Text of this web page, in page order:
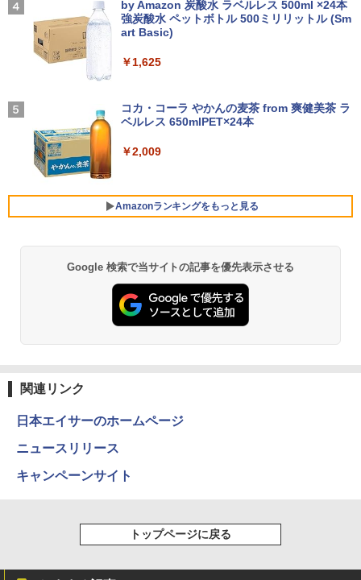
￥13,800
アイオーデータ｜I-O DATA 液晶ディスプ
年保証・無輝点保証)(ホワイト) LCD-C2
42SDW
￥25,977
Philips｜フィリップス 液晶ディスプレ
イ(23.8型/IPS/WQHD 2560×1440/75Hz/1
￥29,800
巻～7巻 コミックセット【 新品 】ナガノ
講談社 ハチワレ うさぎ かわいい 楽しい
切ない 描きおろしエピソード Twitter ツ
画 セット 全巻 ギフト 贈り物 プレゼント
￥8,525
￥1,080
レスイヤホン bluetooth イヤホン V12 小型
軽量 ブルートゥースHi-Fi 最大36時間再生 ぶ
るーとゅーす コードレス ENCノイズキャン
付き 防水 タッチ式音量調整 スポーツ/通勤/通
￥2,599
Xiaomi シャオミ REDMI Buds 8 Lite ワイヤ
￥3,480
￥250
￥250
by Amazon 炭酸水 ラベルレス 500ml ×24本
強炭酸水 ペットボトル 500ミリリットル (Sm
art Basic)
￥1,625
コカ・コーラ やかんの麦茶 from 爽健美茶 ラ
ベルレス 650mlPET×24本
￥2,009
Amazonランキングをもっと見る
薬屋のひとりごと 17巻 (デジタル版ビッグガ
ンガンコミックス)
￥770
￥832
ONE PIECE モノクロ版 115 (ジャンプコミッ
Google 検索で当サイトの記事を優先表示させる
関連リンク
日本エイサーのホームページ
ニュースリリース
キャンペーンサイト
トップページに戻る